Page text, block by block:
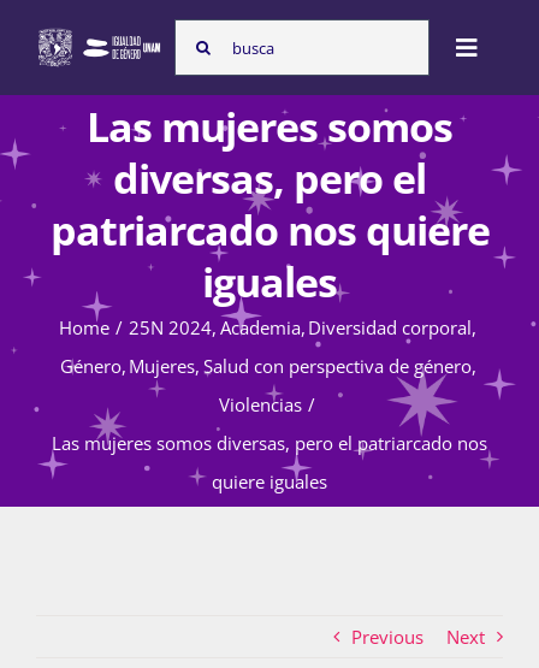
content
Search
for:
Toggle
Inicio
Nosotras
Programas
Atención de la violencia de género
Actividades
Las mujeres somos
diversas, pero el
patriarcado nos quiere
iguales
Home 25N 2024 Academia Diversidad corporal
Género Mujeres Salud con perspectiva de género
Violencias
Las mujeres somos diversas, pero el patriarcado nos
quiere iguales
Previous Next